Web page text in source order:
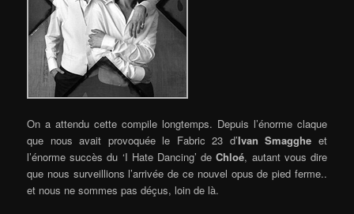
On a attendu cette compile longtemps. Depuis l’énorme claque
que nous avait provoquée le Fabric 23 d’Ivan Smagghe et
l’énorme succès du ‘I Hate Dancing’ deChloé, autant vous dire
que nous surveillions l’arrivée de ce nouvel opus de pied ferme..
et nous ne sommes pas déçus, loin de là.